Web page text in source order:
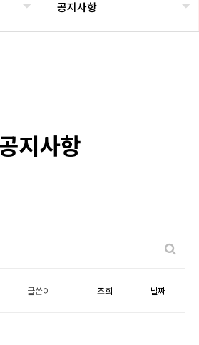
공지사항
지사항
글쓴이 조회 날짜